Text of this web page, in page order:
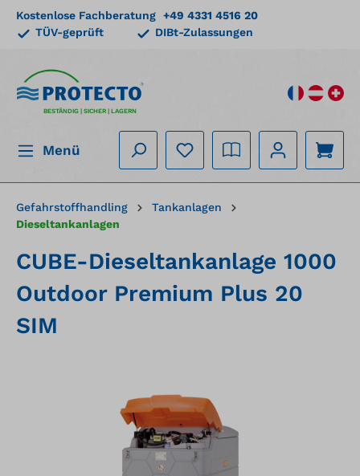
springen
Kostenlose Fachberatung +49 4331 4516 20
TÜV-geprüft
DIBt-Zulassungen
BESTÄNDIG | SICHER | LAGERN
Menü
Gefahrstoffhandling
Tankanlagen
Dieseltankanlagen
CUBE-Dieseltankanlage 1000
Outdoor Premium Plus 20
SIM
Bildergalerie überspringen